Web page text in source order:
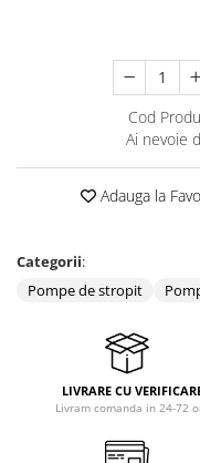
Baterii de baie
Echipamente de lucru
Betoniere si vibratoare
Roabe
Motocultoare
Produse uz casnic
Seminee electrice
Cod
Ai nevoie
Adauga la
Categorii:
Pompe de stropit
LIVRARE CU
Livram comanda in 24-72